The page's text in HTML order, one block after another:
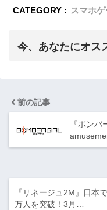
CATEGORY : スマホ
今、あなたにオス
前の記事
『ボン
『リネージュ2M』日本
万人を突破！3月…